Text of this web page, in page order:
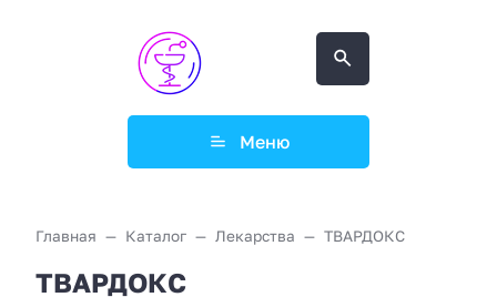
Меню
Главная Каталог Лекарства ТВАРДОКС
ТВАРДОКС